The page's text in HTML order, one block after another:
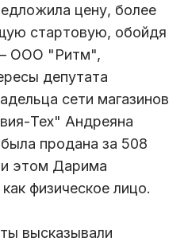
цену, более
стартовую, обойдя
— ООО "Ритм",
депутата
сети магазинов
Тех" Андреяна
продана за 508
этом Дарима
физическое лицо.
высказывали